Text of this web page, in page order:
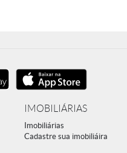
IMOBILIÁRIAS
Imobiliárias
Cadastre sua imobiliáira